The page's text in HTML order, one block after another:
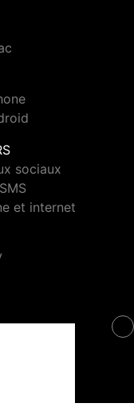
sociaux
et internet